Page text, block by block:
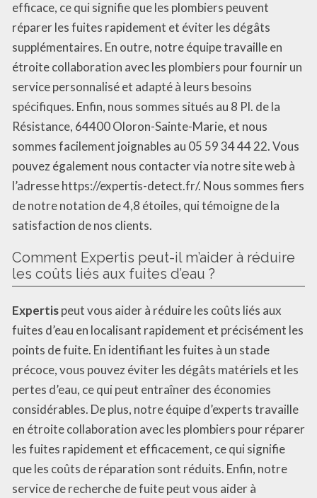
efficace, ce qui signifie que les plombiers peuvent
réparer les fuites rapidement et éviter les dégâts
supplémentaires. En outre, notre équipe travaille en
étroite collaboration avec les plombiers pour fournir un
service personnalisé et adapté à leurs besoins
spécifiques. Enfin, nous sommes situés au 8 Pl. de la
Résistance, 64400 Oloron-Sainte-Marie, et nous
sommes facilement joignables au 05 59 34 44 22. Vous
pouvez également nous contacter via notre site web à
l’adresse https://expertis-detect.fr/. Nous sommes fiers
de notre notation de 4,8 étoiles, qui témoigne de la
satisfaction de nos clients.
Comment Expertis peut-il m’aider à réduire
les coûts liés aux fuites d’eau ?
Expertispeut vous aider à réduire les coûts liés aux
fuites d’eau en localisant rapidement et précisément les
points de fuite. En identifiant les fuites à un stade
précoce, vous pouvez éviter les dégâts matériels et les
pertes d’eau, ce qui peut entraîner des économies
considérables. De plus, notre équipe d’experts travaille
en étroite collaboration avec les plombiers pour réparer
les fuites rapidement et efficacement, ce qui signifie
que les coûts de réparation sont réduits. Enfin, notre
service de recherche de fuite peut vous aider à